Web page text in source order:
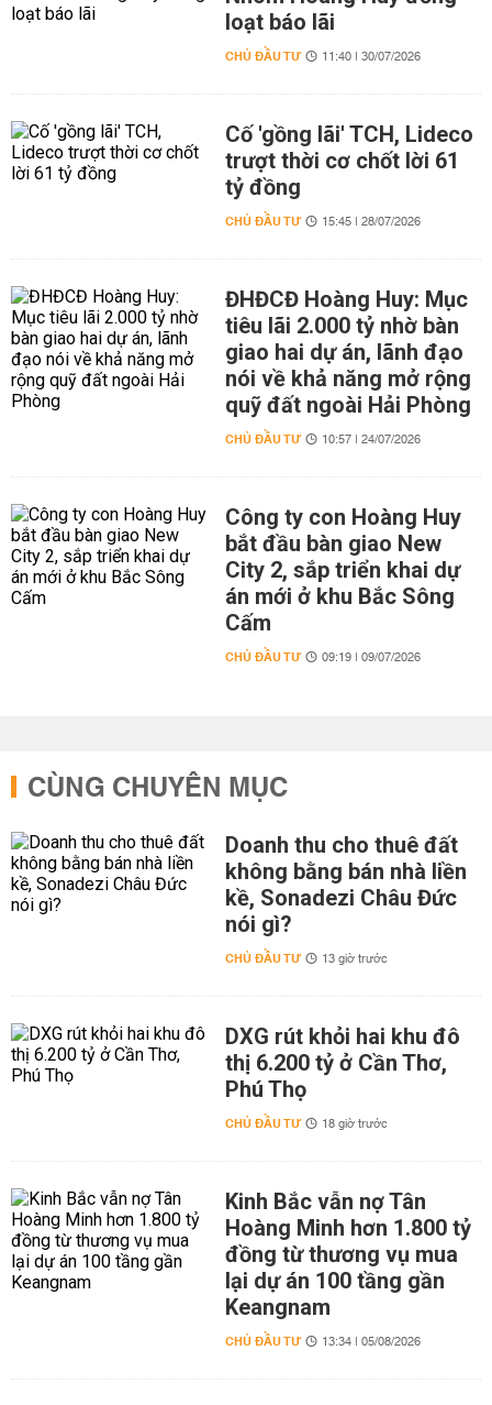
loạt báo lãi
CHỦ ĐẦU TƯ 11:40 | 30/07/2026
Cố 'gồng lãi' TCH, Lideco
trượt thời cơ chốt lời 61
tỷ đồng
CHỦ ĐẦU TƯ 15:45 | 28/07/2026
ĐHĐCĐ Hoàng Huy: Mục
tiêu lãi 2.000 tỷ nhờ bàn
giao hai dự án, lãnh đạo
nói về khả năng mở rộng
quỹ đất ngoài Hải Phòng
CHỦ ĐẦU TƯ 10:57 | 24/07/2026
Công ty con Hoàng Huy
bắt đầu bàn giao New
City 2, sắp triển khai dự
án mới ở khu Bắc Sông
Cấm
CHỦ ĐẦU TƯ 09:19 | 09/07/2026
CÙNG CHUYÊN MỤC
Doanh thu cho thuê đất
không bằng bán nhà liền
kề, Sonadezi Châu Đức
nói gì?
CHỦ ĐẦU TƯ 13 giờ trước
DXG rút khỏi hai khu đô
thị 6.200 tỷ ở Cần Thơ,
Phú Thọ
CHỦ ĐẦU TƯ 18 giờ trước
Kinh Bắc vẫn nợ Tân
Hoàng Minh hơn 1.800 tỷ
đồng từ thương vụ mua
lại dự án 100 tầng gần
Keangnam
CHỦ ĐẦU TƯ 13:34 | 05/08/2026